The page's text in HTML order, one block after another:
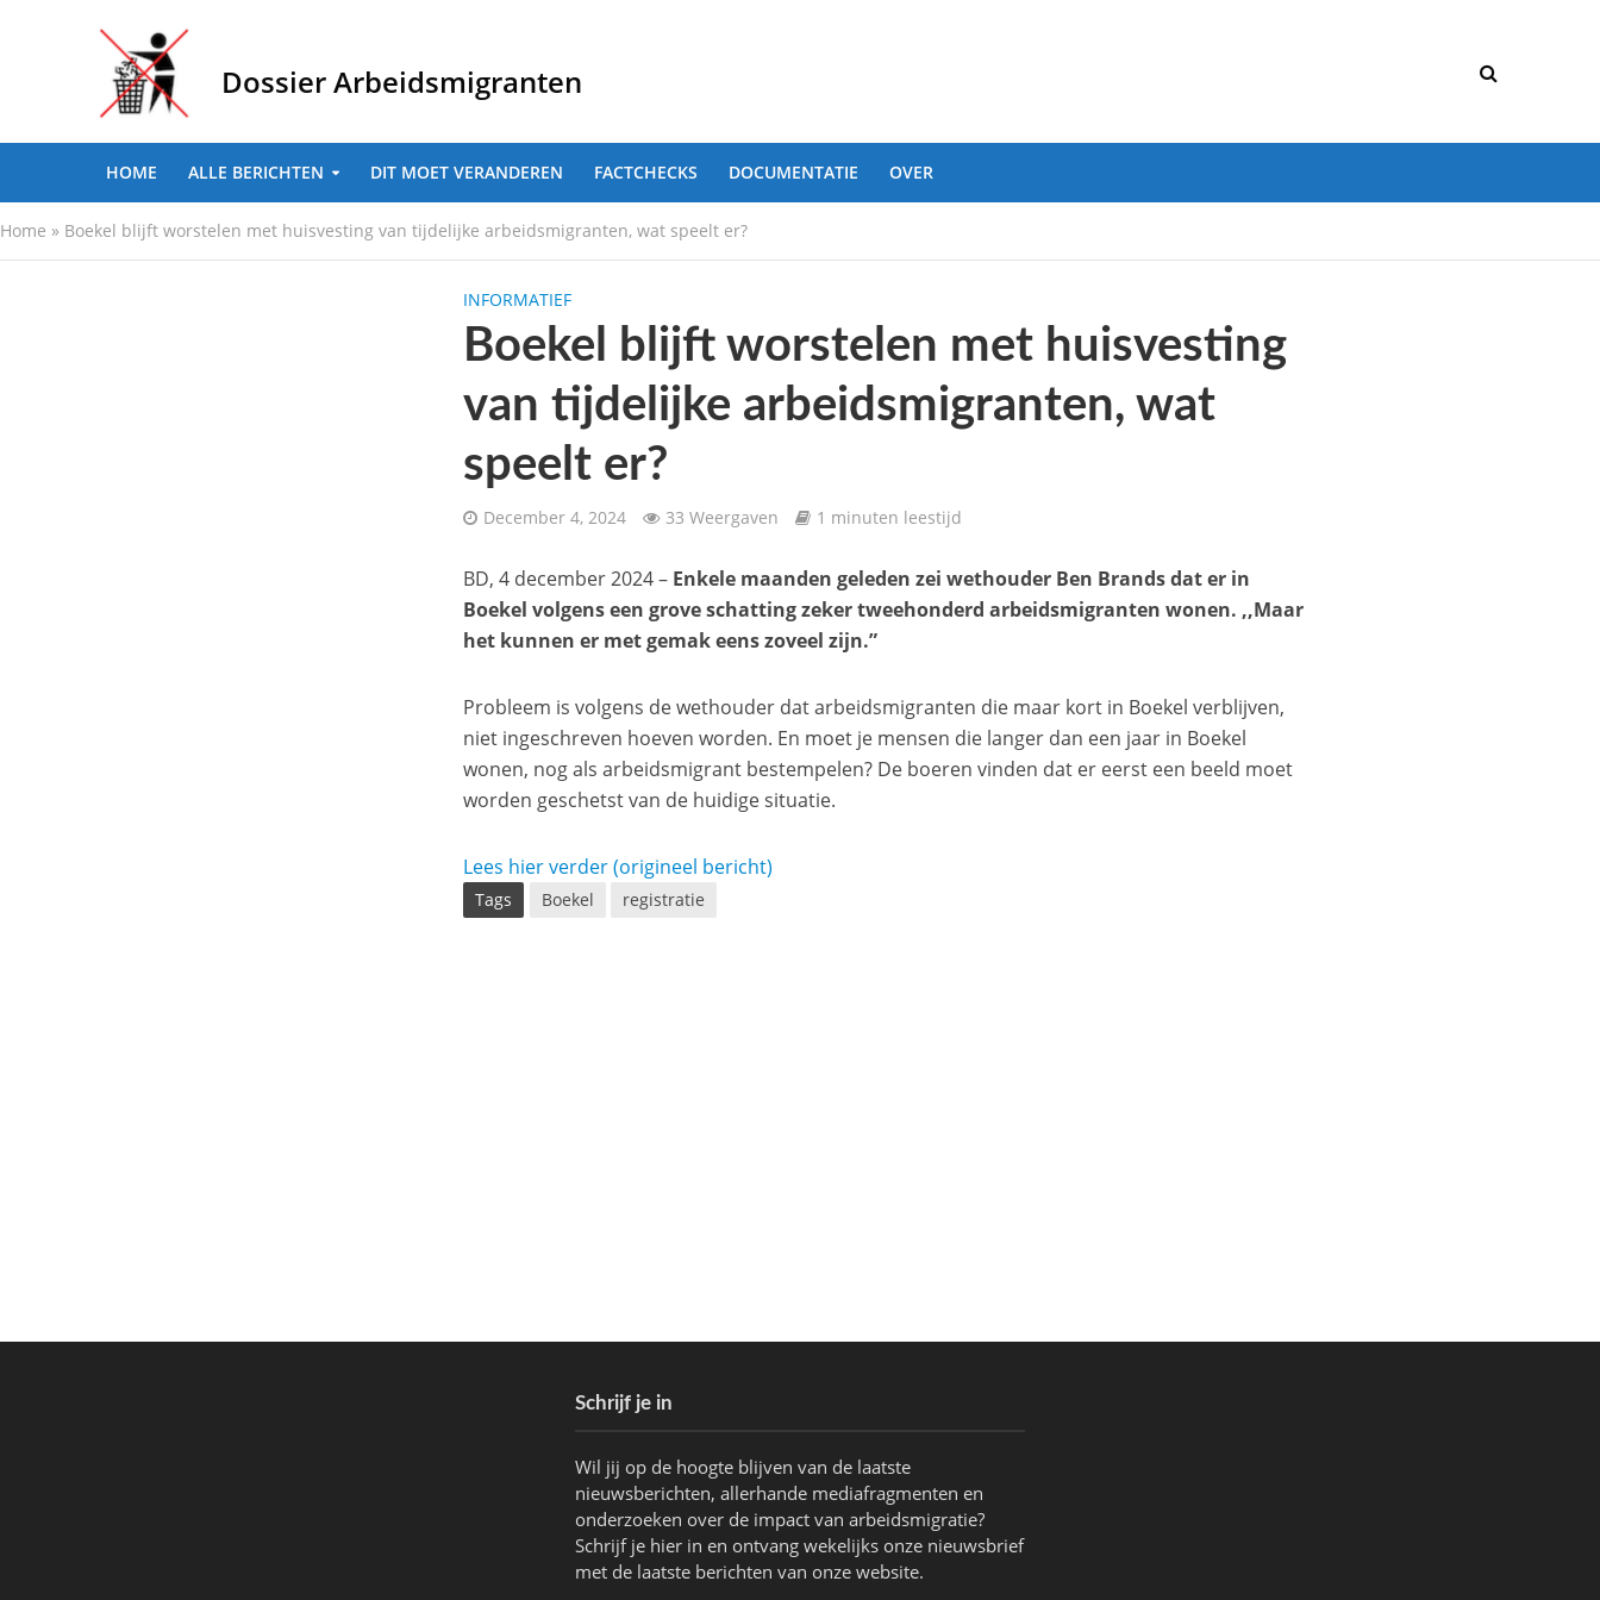
Dossier Arbeidsmigranten
HOME ALLE BERICHTEN DIT MOET VERANDEREN FACTCHECKS DOCUMENTATIE OVER
Home » Boekel blijft worstelen met huisvesting van tijdelijke arbeidsmigranten, wat speelt er?
INFORMATIEF
Boekel blijft worstelen met huisvesting
van tijdelijke arbeidsmigranten, wat
speelt er?
December 4, 2024 33 Weergaven 1 minuten leestijd
BD, 4 december 2024 – Enkele maanden geleden zei wethouder Ben Brands dat er in
Boekel volgens een grove schatting zeker tweehonderd arbeidsmigranten wonen. ,,Maar
het kunnen er met gemak eens zoveel zijn.”
Probleem is volgens de wethouder dat arbeidsmigranten die maar kort in Boekel verblijven,
niet ingeschreven hoeven worden. En moet je mensen die langer dan een jaar in Boekel
wonen, nog als arbeidsmigrant bestempelen? De boeren vinden dat er eerst een beeld moet
worden geschetst van de huidige situatie.
Lees hier verder (origineel bericht)
Tags Boekel registratie
Schrijf je in
Wil jij op de hoogte blijven van de laatste
nieuwsberichten, allerhande mediafragmenten en
onderzoeken over de impact van arbeidsmigratie?
Schrijf je hier in en ontvang wekelijks onze nieuwsbrief
met de laatste berichten van onze website.